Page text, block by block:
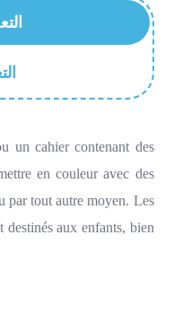
(0)
un cahier contenant des
en couleur avec des
par tout autre moyen. Les
destinés aux enfants, bien